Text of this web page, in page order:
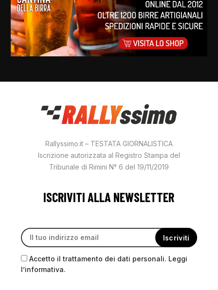
Rallyssimo.it – TESTATA GIORNALISTICA
Iscrizione autorizzata al Registro Stampa del
Tribunale di Rimini N° 6 del 19/11/2019
ISCRIVITI ALLA NEWSLETTER
Accetto il trattamento dei dati personali. Leggi
l’informativa.